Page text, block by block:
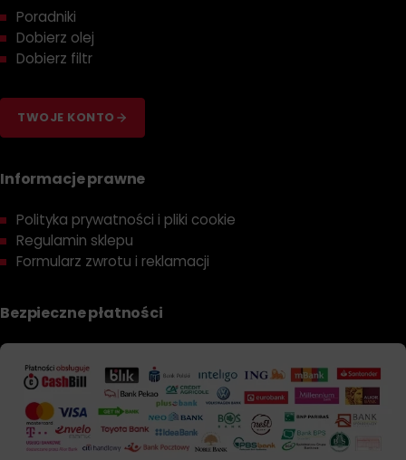
Poradniki
Dobierz olej
Dobierz filtr
TWOJE KONTO
Informacje prawne
Polityka prywatności i pliki cookie
Regulamin sklepu
Formularz zwrotu i reklamacji
Bezpieczne płatności